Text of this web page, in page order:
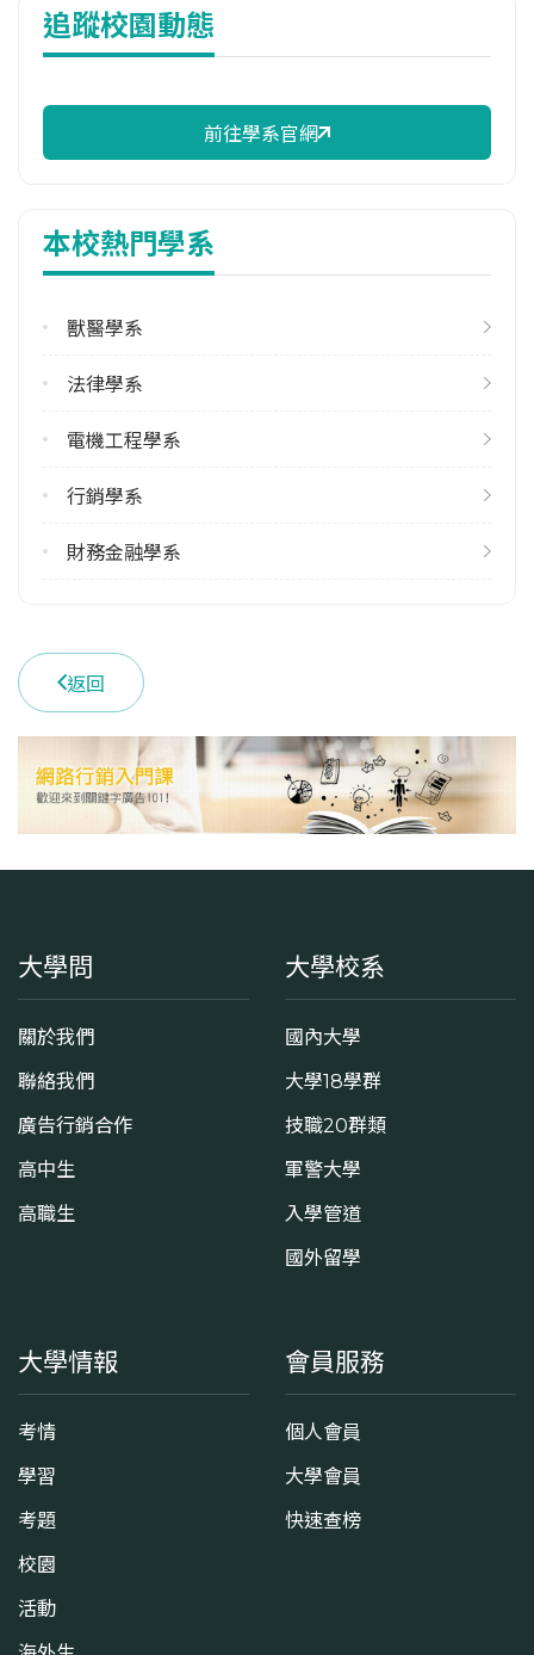
97.30%
校際選課人數
4
113學年度下學期
雙主修人數
2
學系電話
臺中市南區興大路145號
追蹤校園動態
前往學系官網
本校熱門學系
獸醫學系
法律學系
電機工程學系
行銷學系
財務金融學系
返回
大學問
關於我們
聯絡我們
廣告行銷合作
高中生
高職生
大學校系
國內大學
大學18學群
技職20群類
軍警大學
入學管道
國外留學
大學情報
考情
學習
考題
校園
活動
會員服務
個人會員
大學會員
快速查榜